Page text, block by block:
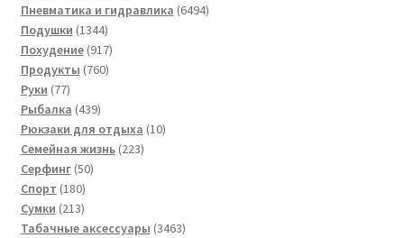
товаров
Пневматика и гидравлика 64946494
Подушки 13441344
товара
Похудение 917917
товаров
Продукты 760760
Руки 7777
товаров
Рыбалка 439439
товаров
Рюкзаки для отдыха 1010
Семейная жизнь 223223
Серфинг 5050
Спорт 180180
товаров
Сумки 213213
товаров
Табачные аксессуары 34633463